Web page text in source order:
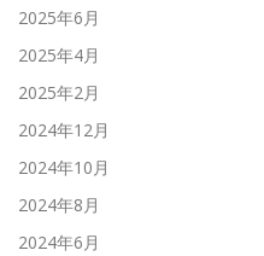
2025年6月
2025年4月
2025年2月
2024年12月
2024年10月
2024年8月
2024年6月